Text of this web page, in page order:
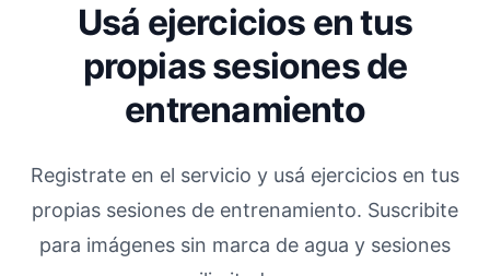
Usá ejercicios en tus
propias sesiones de
entrenamiento
Registrate en el servicio y usá ejercicios en tus
propias sesiones de entrenamiento. Suscribite
para imágenes sin marca de agua y sesiones